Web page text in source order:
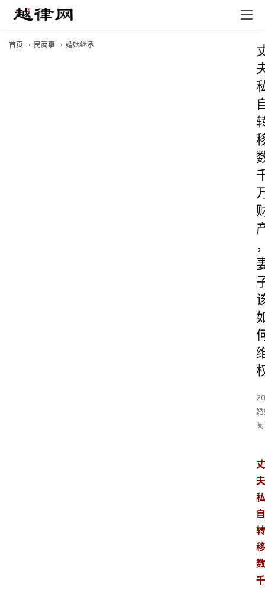
首页 民商事 婚姻继承
丈
夫
私
自
转
移
数
千